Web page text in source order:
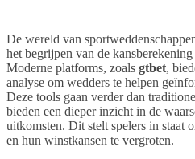
De wereld van
het begrijpen van de
Moderne platforms, zoals gtbet,
analyse om wedders te helpen
Deze tools gaan verder dan
bieden een dieper inzicht in de
uitkomsten. Dit stelt spelers in staat
en hun winstkansen te vergroten.